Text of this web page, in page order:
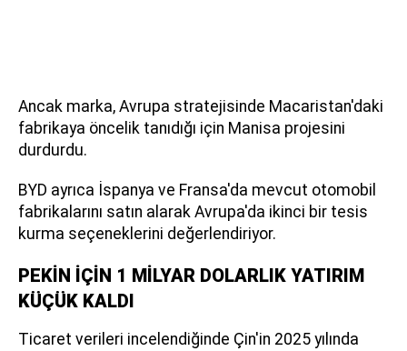
Ancak marka, Avrupa stratejisinde Macaristan'daki
fabrikaya öncelik tanıdığı için Manisa projesini
durdurdu.
BYD ayrıca İspanya ve Fransa'da mevcut otomobil
fabrikalarını satın alarak Avrupa'da ikinci bir tesis
kurma seçeneklerini değerlendiriyor.
PEKİN İÇİN 1 MİLYAR DOLARLIK YATIRIM
KÜÇÜK KALDI
Ticaret verileri incelendiğinde Çin'in 2025 yılında